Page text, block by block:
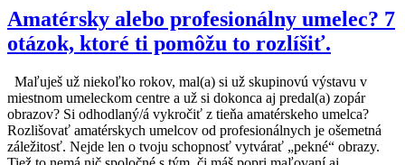
Amatérsky alebo profesionálny umelec? 7
otázok, ktoré ti pomôžu to rozlíšiť.
Maľuješ už niekoľko rokov, mal(a) si už skupinovú výstavu v
miestnom umeleckom centre a už si dokonca aj predal(a) zopár
obrazov? Si odhodlaný/á vykročiť z tieňa amatérskeho umelca?
Rozlišovať amatérskych umelcov od profesionálnych je ošemetná
záležitosť. Nejde len o tvoju schopnosť vytvárať „pekné“ obrazy.